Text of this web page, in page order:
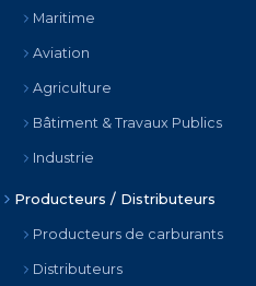
Maritime
Aviation
Agriculture
Bâtiment & Travaux Publics
Industrie
Producteurs / Distributeurs
Producteurs de carburants
Distributeurs